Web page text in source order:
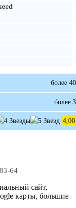
более 40
более 3
4,00
64
сайт,
карты, большие